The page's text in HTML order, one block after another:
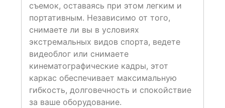
съемок, оставаясь при этом легким и
портативным. Независимо от того,
снимаете ли вы в условиях
экстремальных видов спорта, ведете
видеоблог или снимаете
кинематографические кадры, этот
каркас обеспечивает максимальную
гибкость, долговечность и спокойствие
за ваше оборудование.